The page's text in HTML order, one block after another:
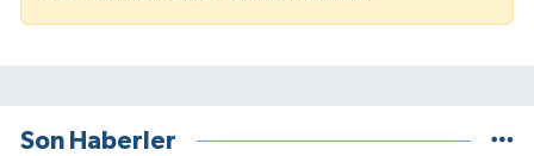
Son Haberler